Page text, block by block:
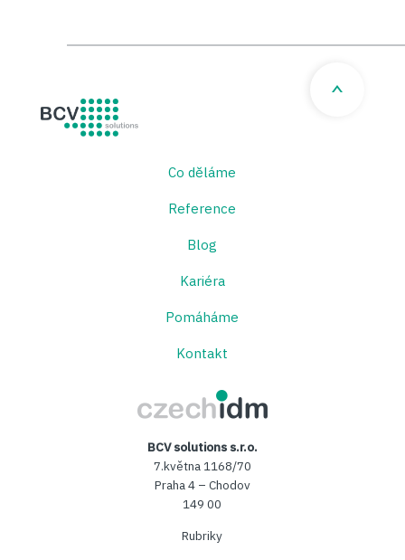
Co děláme
Reference
Blog
Kariéra
Pomáháme
Kontakt
BCV solutions s.r.o.
7.května 1168/70
Praha 4 – Chodov
149 00
Rubriky